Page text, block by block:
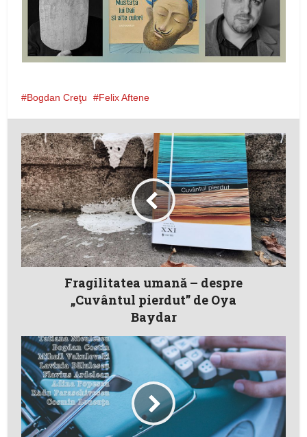
Bogdan Creţu Felix Aftene
Fragilitatea umană – despre
„Cuvântul pierdut” de Oya
Baydar